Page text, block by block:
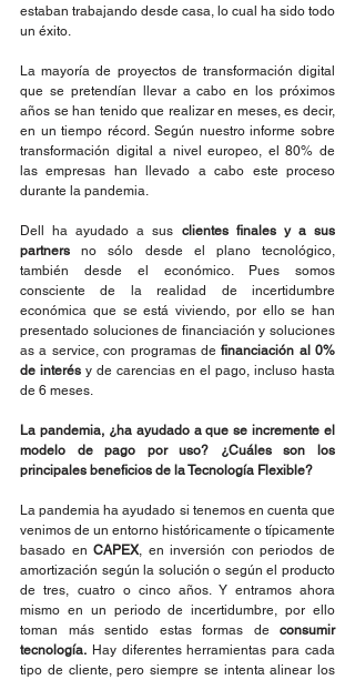
estaban trabajando desde casa, lo cual ha sido todo
un éxito.
La mayoría de proyectos de transformación digital
que se pretendían llevar a cabo en los próximos
años se han tenido que realizar en meses, es decir,
en un tiempo récord. Según nuestro informe sobre
transformación digital a nivel europeo, el 80% de
las empresas han llevado a cabo este proceso
durante la pandemia.
Dell ha ayudado a sus clientes finales y a sus
partners no sólo desde el plano tecnológico,
también desde el económico. Pues somos
consciente de la realidad de incertidumbre
económica que se está viviendo, por ello se han
presentado soluciones de financiación y soluciones
as a service, con programas de financiación al 0%
de interés y de carencias en el pago, incluso hasta
de 6 meses.
La pandemia, ¿ha ayudado a que se incremente el
modelo de pago por uso? ¿Cuáles son los
principales beneficios de la Tecnología Flexible?
La pandemia ha ayudado si tenemos en cuenta que
venimos de un entorno históricamente o típicamente
basado en CAPEX, en inversión con periodos de
amortización según la solución o según el producto
de tres, cuatro o cinco años. Y entramos ahora
mismo en un periodo de incertidumbre, por ello
toman más sentido estas formas de consumir
tecnología. Hay diferentes herramientas para cada
tipo de cliente, pero siempre se intenta alinear los